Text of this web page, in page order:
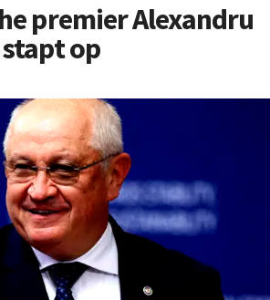
premier Alexandru
op